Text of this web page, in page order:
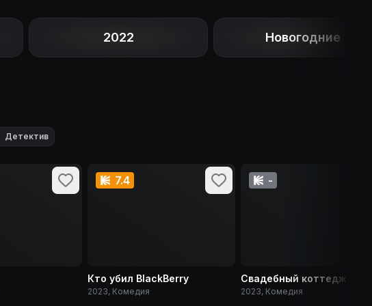
2022 Новогодние
Детектив
7.4
Кто убил BlackBerry
2023, Комедия
-
Свадебный коттедж
2023, Комедия